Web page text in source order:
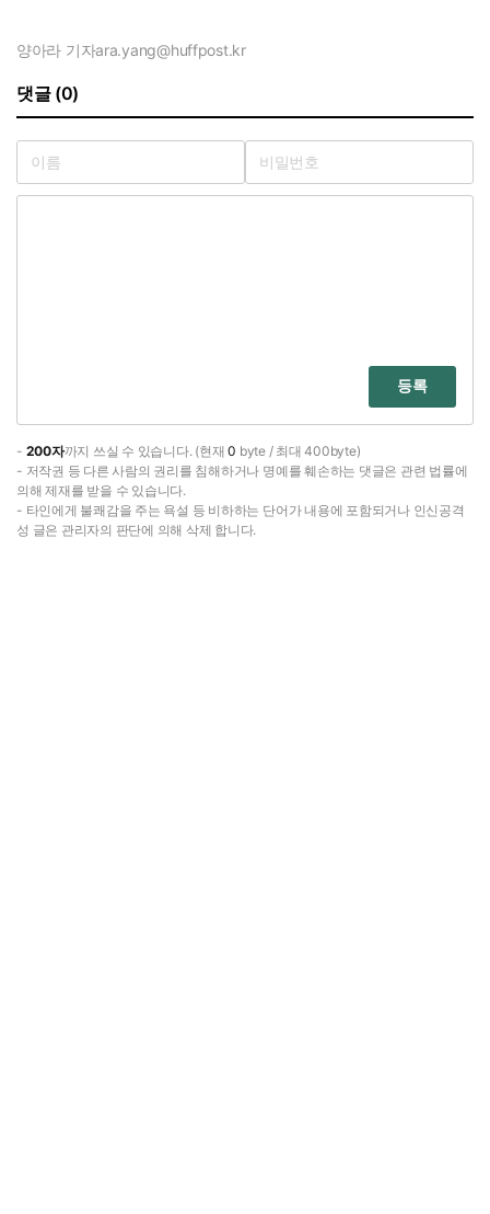
양아라 기자ara.yang@huffpost.kr
댓글 (0)
등록
- 200자까지 쓰실 수 있습니다. (현재0 byte / 최대 400byte)
- 저작권 등 다른 사람의 권리를 침해하거나 명예를 훼손하는 댓글은 관련 법률에
의해 제재를 받을 수 있습니다.
- 타인에게 불쾌감을 주는 욕설 등 비하하는 단어가 내용에 포함되거나 인신공격
성 글은 관리자의 판단에 의해 삭제 합니다.